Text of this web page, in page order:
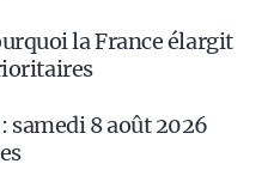
la France élargit
samedi 8 août 2026